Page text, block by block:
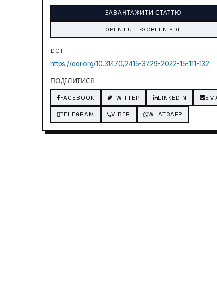
ЗАВАНТАЖИТИ СТАТТЮ
OPEN FULL-SCREEN PDF
DOI
https://doi.org/10.31470/2415-3729-2022-15-111-132
ПОДІЛИТИСЯ
FACEBOOK TWITTER LINKEDIN
TELEGRAM VIBER WHATSAPP